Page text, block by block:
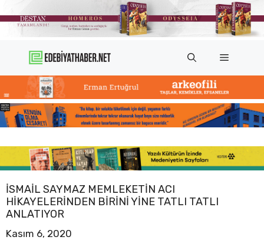
atla
Menü
İSMAIL SAYMAZ MEMLEKETIN ACI
HIKAYELERINDEN BIRINI YINE TATLI TATLI
ANLATIYOR
Kasım 6, 2020